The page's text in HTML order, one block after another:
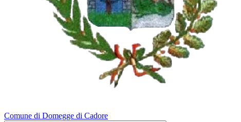
Comune di Domegge di Cadore